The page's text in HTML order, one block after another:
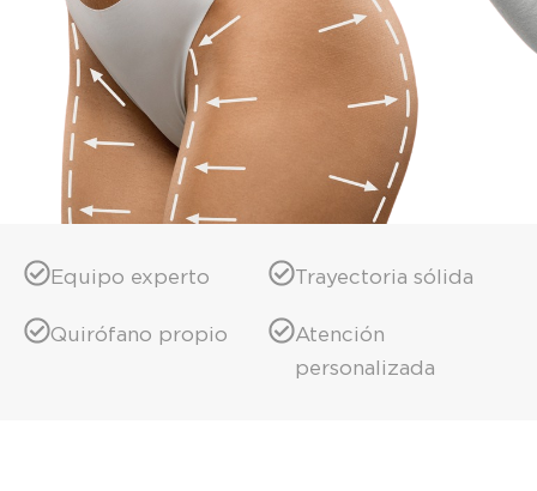
Equipo experto Trayectoria sólida
Quirófano propio
Atención
personalizada